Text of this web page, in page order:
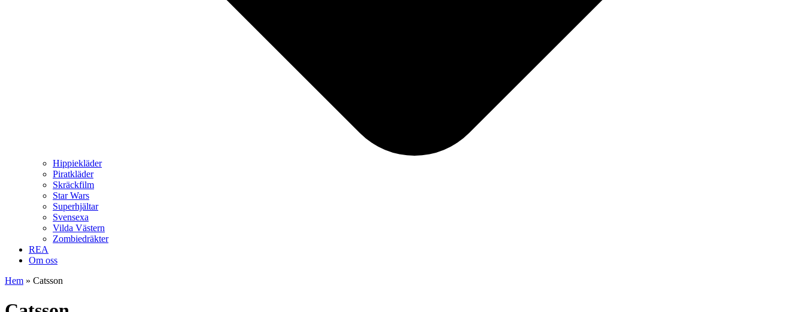
Hippiekläder
Piratkläder
Skräckfilm
Star Wars
Superhjältar
Svensexa
Vilda Västern
Zombiedräkter
REA
Om oss
Hem » Catsson